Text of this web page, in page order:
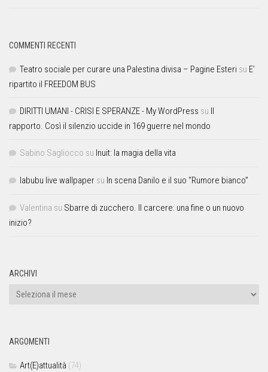
COMMENTI RECENTI
Teatro sociale per curare una Palestina divisa – Pagine Esteri su E’
ripartito il FREEDOM BUS
DIRITTI UMANI - CRISI E SPERANZE - My WordPress su Il
rapporto. Così il silenzio uccide in 169 guerre nel mondo
Sabino Sagliocco su Inuit: la magia della vita
labubu live wallpaper su In scena Danilo e il suo “Rumore bianco”
Valentina su Sbarre di zucchero. Il carcere: una fine o un nuovo
inizio?
ARCHIVI
ARGOMENTI
Art(E)attualità (74)